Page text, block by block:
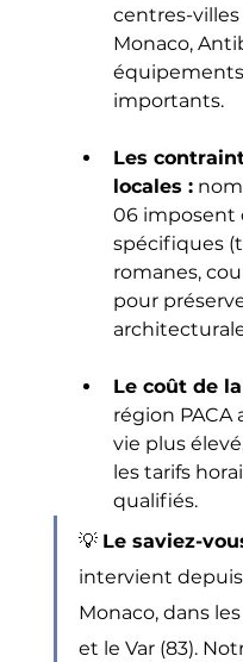
centres-villes
Monaco,
importants.
Les
locales :
06 imposent
spécifiques
romanes,
pour
Le coût de
région PACA
vie plus
les tarifs
qualifiés.
💡 Le saviez-
intervient
Monaco, dans
et le Var (83).